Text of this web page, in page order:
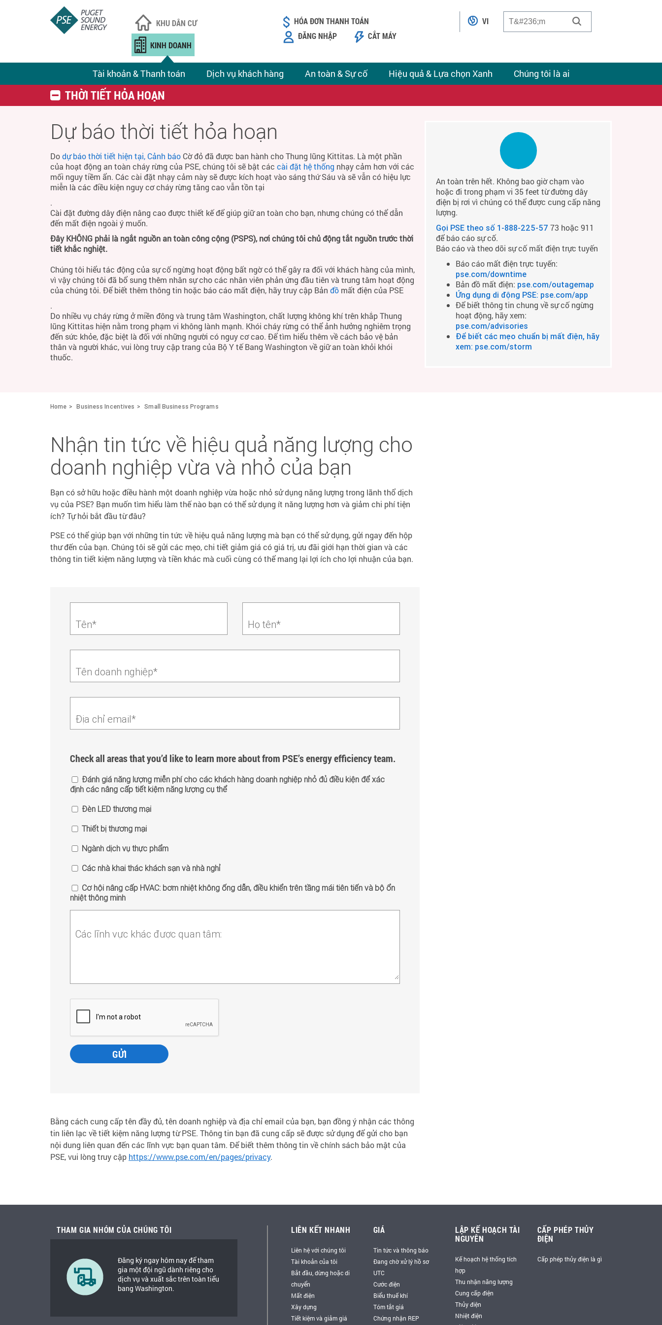
KHU DÂN CƯ
KINH DOANH
Tài khoản & Thanh toán Dịch vụ khách hàng An toàn & Sự cố Hiệu quả & Lựa chọn Xanh Chúng tôi là ai
HÓA ĐƠN THANH TOÁN
ĐĂNG NHẬP
CẮT MÁY
VI
THỜI TIẾT HỎA HOẠN
Dự báo thời tiết hỏa hoạn
Dodự báo thời tiết hiện tại, Cảnh báo Cờ đỏ đã được ban hành cho Thung lũng Kittitas. Là một phần
của hoạt động an toàn cháy rừng của PSE, chúng tôi sẽ bật các cài đặt hệ thống nhạy cảm hơn với các
mối nguy tiềm ẩn. Các cài đặt nhạy cảm này sẽ được kích hoạt vào sáng thứ Sáu và sẽ vẫn có hiệu lực
miễn là các điều kiện nguy cơ cháy rừng tăng cao vẫn tồn tại
.
Cài đặt đường dây điện nâng cao được thiết kế để giúp giữ an toàn cho bạn, nhưng chúng có thể dẫn
đến mất điện ngoài ý muốn.
Đây KHÔNG phải là ngắt nguồn an toàn công cộng (PSPS), nơi chúng tôi chủ động tắt nguồn trước thời
tiết khắc nghiệt.
Chúng tôi hiểu tác động của sự cố ngừng hoạt động bất ngờ có thể gây ra đối với khách hàng của mình,
vì vậy chúng tôi đã bổ sung thêm nhân sự cho các nhân viên phản ứng đầu tiên và trung tâm hoạt động
của chúng tôi. Để biết thêm thông tin hoặc báo cáo mất điện, hãy truy cập Bản đồ mất điện của PSE
.
Do nhiều vụ cháy rừng ở miền đông và trung tâm Washington, chất lượng không khí trên khắp Thung
lũng Kittitas hiện nằm trong phạm vi không lành mạnh. Khói cháy rừng có thể ảnh hưởng nghiêm trọng
đến sức khỏe, đặc biệt là đối với những người có nguy cơ cao. Để tìm hiểu thêm về cách bảo vệ bản
thân và người khác, vui lòng truy cập trang của Bộ Y tế Bang Washington về giữ an toàn khỏi khói
thuốc.
An toàn trên hết. Không bao giờ chạm vào
hoặc đi trong phạm vi 35 feet từ đường dây
điện bị rơi vì chúng có thể được cung cấp năng
lượng.
Gọi PSE theo số 1-888-225-57 73 hoặc 911
để báo cáo sự cố.
Báo cáo và theo dõi sự cố mất điện trực tuyến
Báo cáo mất điện trực tuyến:
pse.com/downtime
Bản đồ mất điện: pse.com/outagemap
Ứng dụng di động PSE: pse.com/app
Để biết thông tin chung về sự cố ngừng
hoạt động, hãy xem:
pse.com/advisories
Để biết các mẹo chuẩn bị mất điện, hãy
xem: pse.com/storm
Home Business Incentives Small Business Programs
Nhận tin tức về hiệu quả năng lượng cho
doanh nghiệp vừa và nhỏ của bạn
Bạn có sở hữu hoặc điều hành một doanh nghiệp vừa hoặc nhỏ sử dụng năng lượng trong lãnh thổ dịch
vụ của PSE? Bạn muốn tìm hiểu làm thế nào bạn có thể sử dụng ít năng lượng hơn và giảm chi phí tiện
ích? Tự hỏi bắt đầu từ đâu?
PSE có thể giúp bạn với những tin tức về hiệu quả năng lượng mà bạn có thể sử dụng, gửi ngay đến hộp
thư đến của bạn. Chúng tôi sẽ gửi các mẹo, chi tiết giảm giá có giá trị, ưu đãi giới hạn thời gian và các
thông tin tiết kiệm năng lượng và tiền khác mà cuối cùng có thể mang lại lợi ích cho lợi nhuận của bạn.
Tên* Họ tên*
Tên doanh nghiệp*
Địa chỉ email*
Check all areas that you’d like to learn more about from PSE’s energy efficiency team.
Đánh giá năng lượng miễn phí cho các khách hàng doanh nghiệp nhỏ đủ điều kiện để xác
định các nâng cấp tiết kiệm năng lượng cụ thể
Đèn LED thương mại
Thiết bị thương mại
Ngành dịch vụ thực phẩm
Các nhà khai thác khách sạn và nhà nghỉ
Cơ hội nâng cấp HVAC: bơm nhiệt không ống dẫn, điều khiển trên tầng mái tiên tiến và bộ ổn
nhiệt thông minh
Các lĩnh vực khác được quan tâm:
Bằng cách cung cấp tên đầy đủ, tên doanh nghiệp và địa chỉ email của bạn, bạn đồng ý nhận các thông
tin liên lạc về tiết kiệm năng lượng từ PSE. Thông tin bạn đã cung cấp sẽ được sử dụng để gửi cho bạn
nội dung liên quan đến các lĩnh vực bạn quan tâm. Để biết thêm thông tin về chính sách bảo mật của
PSE, vui lòng truy cập https://www.pse.com/en/pages/privacy.
THAM GIA NHÓM CỦA CHÚNG TÔI
Đăng ký ngay hôm nay để tham
gia một đội ngũ dành riêng cho
dịch vụ và xuất sắc trên toàn tiểu
bang Washington.
LIÊN KẾT NHANH
Liên hệ với chúng tôi
Tài khoản của tôi
Bắt đầu, dừng hoặc di
chuyển
Mất điện
Xây dựng
Tiết kiệm và giảm giá
GIÁ
Tin tức và thông báo
Đang chờ xử lý hồ sơ
UTC
Cước điện
Biểu thuế khí
Tóm tắt giá
Chứng nhận REP
LẬP KẾ HOẠCH TÀI
NGUYÊN
Kế hoạch hệ thống tích
hợp
Thu nhận năng lượng
Cung cấp điện
Thủy điện
Nhiệt điện
CẤP PHÉP THỦY
ĐIỆN
Cấp phép thủy điện là gì